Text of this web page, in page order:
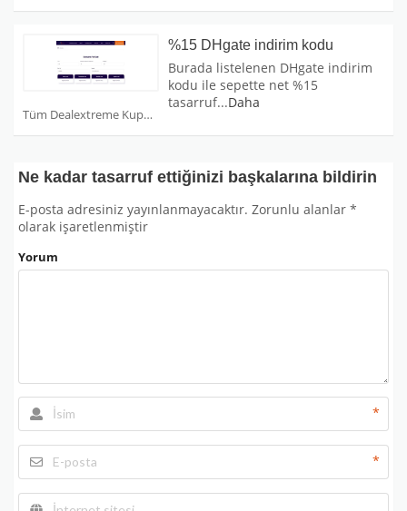
Tüm Dealextreme Kuponları
%15 DHgate indirim kodu
Burada listelenen DHgate indirim
kodu ile sepette net %15
tasarruf...Daha
Ne kadar tasarruf ettiğinizi başkalarına bildirin
E-posta adresiniz yayınlanmayacaktır. Zorunlu alanlar *
olarak işaretlenmiştir
Yorum
*
*